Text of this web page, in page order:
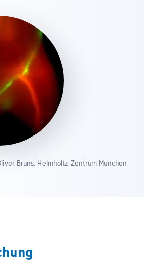
Bruns, Helmholtz-Zentrum München